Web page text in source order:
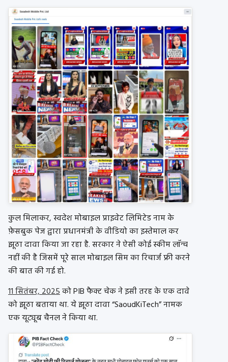
कुल मिलाकर,स्वदेश मोबाइलप्राइवेटलिमिटेड नाम के
फ़ेसबुकपेज द्वारा प्रधानमंत्री के वीडियो का इस्तेमाल कर
झूठा दावा किया जा रहा है. सरकार ने ऐसी कोई स्कीम लॉन्च
नहीं की है जिसमें पूरे साल मोबाइल सिम का रिचार्ज फ्री करने
की बात की गई हो.
11 सितंबर, 2025को PIB फैक्ट चेक ने इसी तरह के एक दावे
को झूठा बताया था. ये झूठा दावा “SaoudKiTech” नामक
एक यूट्यूब चैनल ने किया था.